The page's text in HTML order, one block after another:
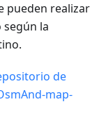
pueden realizar
la
de
map-